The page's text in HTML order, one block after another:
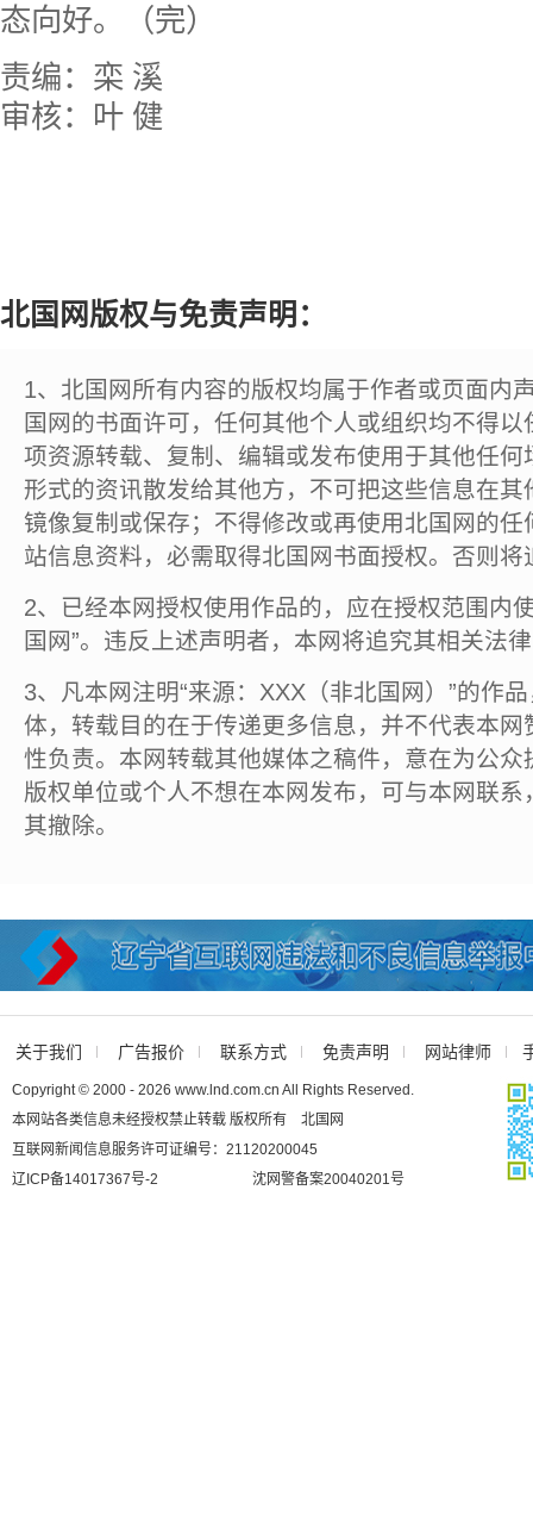
态向好。（完）
责编：栾 溪
审核：叶 健
北国网版权与免责声明：
1、北国网所有内容的版权均属于作者或页面内
国网的书面许可，任何其他个人或组织均不得
项资源转载、复制、编辑或发布使用于其他任
形式的资讯散发给其他方，不可把这些信息在
镜像复制或保存；不得修改或再使用北国网的
站信息资料，必需取得北国网书面授权。否则将
2、已经本网授权使用作品的，应在授权范围内
国网”。违反上述声明者，本网将追究其相关法
3、凡本网注明“来源：XXX（非北国网）”的作
体，转载目的在于传递更多信息，并不代表本
性负责。本网转载其他媒体之稿件，意在为公
版权单位或个人不想在本网发布，可与本网联
其撤除。
关于我们 广告报价 联系方式 免责声明 网站律师
Copyright © 2000 - 2026 www.lnd.com.cn All Rights Reserved.
本网站各类信息未经授权禁止转载 版权所有 北国网
互联网新闻信息服务许可证编号：21120200045
辽ICP备14017367号-2
沈网警备案20040201号